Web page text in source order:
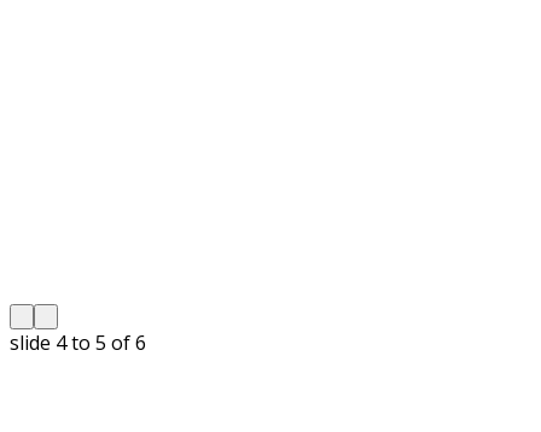
slide 5 to 6 of 6